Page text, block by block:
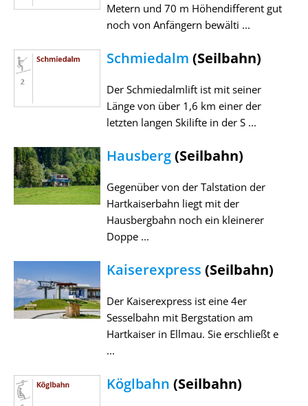
Metern und 70 m Höhendifferent gut
noch von Anfängern bewälti ...
Schmiedalm (Seilbahn)
Der Schmiedalmlift ist mit seiner
Länge von über 1,6 km einer der
letzten langen Skilifte in der S ...
Hausberg(Seilbahn)
Gegenüber von der Talstation der
Hartkaiserbahn liegt mit der
Hausbergbahn noch ein kleinerer
Doppe ...
Kaiserexpress (Seilbahn)
Der Kaiserexpress ist eine 4er
Sesselbahn mit Bergstation am
Hartkaiser in Ellmau. Sie erschließt e
...
Köglbahn (Seilbahn)